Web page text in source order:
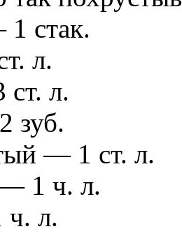
стак.
л.
л.
зуб.
— 1 ст. л.
1 ч. л.
л.